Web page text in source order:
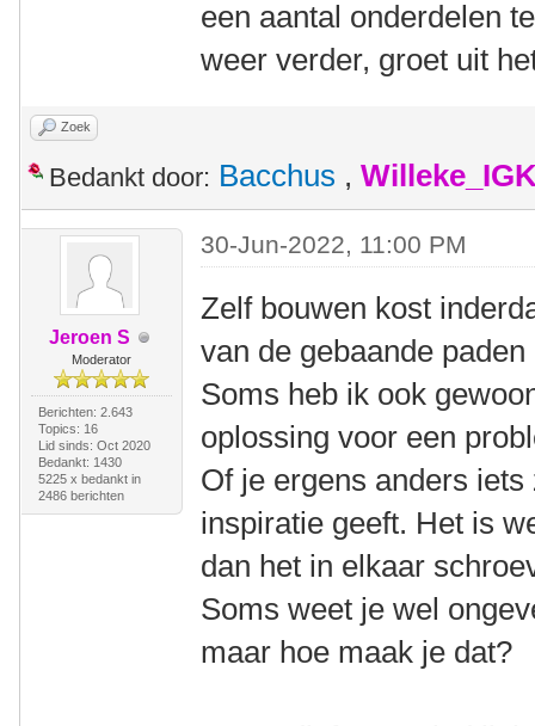
een aantal onderdelen
weer verder, groet uit
Zoek
Bedankt door: Bacchus ,
Jeroen S
Moderator
Berichten: 2.643
Topics: 16
Lid sinds: Oct 2020
Bedankt: 1430
5225 x bedankt in
2486 berichten
30-Jun-2022, 11:00 PM
Zelf bouwen kost
van de gebaande
Soms heb ik ook
oplossing voor een
Of je ergens anders
inspiratie geeft. Het is
dan het in elkaar
Soms weet je wel
maar hoe maak je dat?